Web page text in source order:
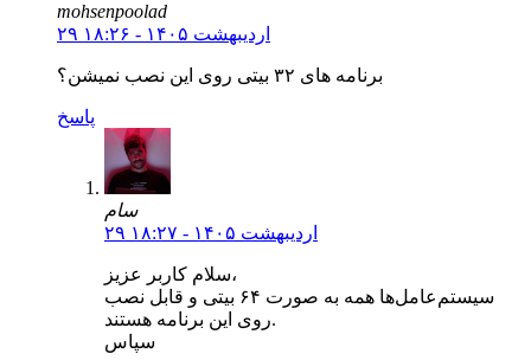
mohsenpoolad
۲۹ اردیبهشت ۱۴۰۵ - ۱۸:۲۶
برنامه های ۳۲ بیتی روی این نصب نمیشن؟
پاسخ
سام
۲۹ اردیبهشت ۱۴۰۵ - ۱۸:۲۷
سلام کاربر عزیز،
سیستم‌عامل‌ها همه به صورت ۶۴ بیتی و قابل نصب
روی این برنامه هستند.
سپاس